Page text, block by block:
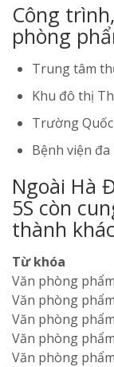
Công
phòng
Trung tâm
Khu đô thị
Trường
Bệnh viện
Ngoài Hà
5S còn
thành
Từ khóa
Văn phòng
Văn phòng
Văn phòng
Văn phòng
Văn phòng